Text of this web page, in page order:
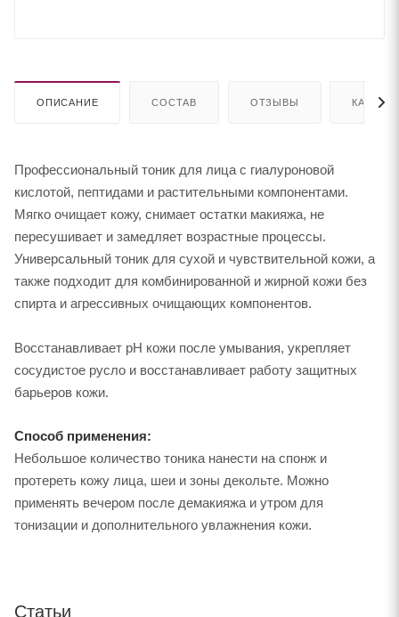
ОПИСАНИЕ СОСТАВ ОТЗЫВЫ КАК
Профессиональный тоник для лица с гиалуроновой
кислотой, пептидами и растительными компонентами.
Мягко очищает кожу, снимает остатки макияжа, не
пересушивает и замедляет возрастные процессы.
Универсальный тоник для сухой и чувствительной кожи, а
также подходит для комбинированной и жирной кожи без
спирта и агрессивных очищающих компонентов.
Восстанавливает pH кожи после умывания, укрепляет
сосудистое русло и восстанавливает работу защитных
барьеров кожи.
Способ применения:
Небольшое количество тоника нанести на спонж и
протереть кожу лица, шеи и зоны декольте. Можно
применять вечером после демакияжа и утром для
тонизации и дополнительного увлажнения кожи.
Статьи